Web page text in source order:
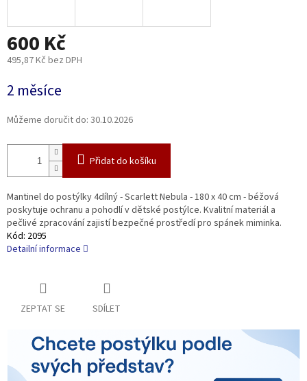
600 Kč
495,87 Kč bez DPH
cena:
2 měsíce
Můžeme doručit do: 30.10.2026
Přidat do košíku
Mantinel do postýlky 4dílný - Scarlett Nebula - 180 x 40 cm - béžová
poskytuje ochranu a pohodlí v dětské postýlce. Kvalitní materiál a
pečlivé zpracování zajistí bezpečné prostředí pro spánek miminka.
Kód: 2095
Detailní informace
ZEPTAT SE SDÍLET